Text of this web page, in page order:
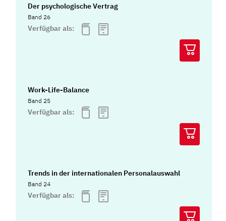
Der psychologische Vertrag
Band 26
Verfügbar als:
Work-Life-Balance
Band 25
Verfügbar als:
Trends in der internationalen Personalauswahl
Band 24
Verfügbar als: